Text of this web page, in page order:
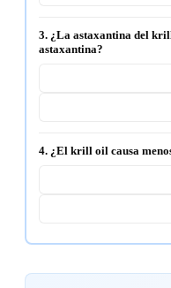
3. ¿La astaxantina del
astaxantina?
4. ¿El krill oil causa